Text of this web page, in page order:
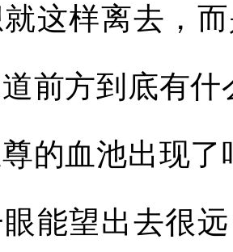
这样离去，
前方到底有
的血池出现
能望出去很